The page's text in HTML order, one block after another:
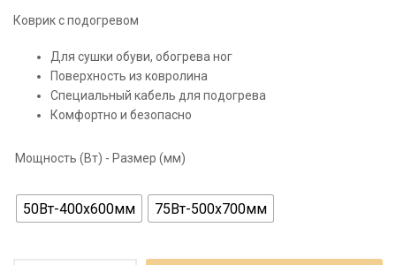
цен:
119₽
3
Коврик с подогревом
Для сушки обуви, обогрева ног
Поверхность из ковролина
Специальный кабель для подогрева
Комфортно и безопасно
Мощность (Вт) - Размер (мм)
50Вт-400x600мм 75Вт-500x700мм